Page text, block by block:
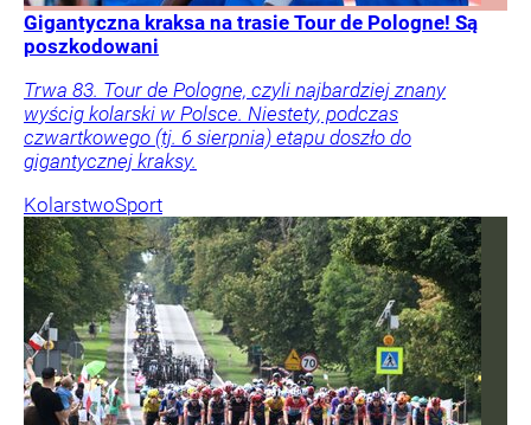
Gigantyczna kraksa na trasie Tour de Pologne! Są
poszkodowani
Trwa 83. Tour de Pologne, czyli najbardziej znany
wyścig kolarski w Polsce. Niestety, podczas
czwartkowego (tj. 6 sierpnia) etapu doszło do
gigantycznej kraksy.
KolarstwoSport